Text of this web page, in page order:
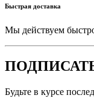
Быстрая доставка
Мы действуем
Будьте в курсе